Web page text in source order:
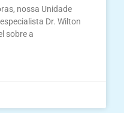
nossa Unidade
Dr. Wilton
sobre a